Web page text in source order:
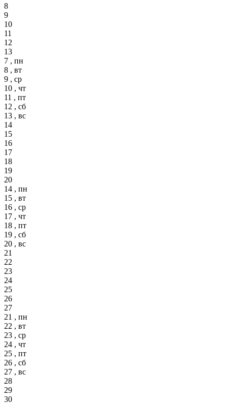
8
9
10
11
12
13
7 , пн
8 , вт
9 , ср
10 , чт
11 , пт
12 , сб
13 , вс
14
15
16
17
18
19
20
14 , пн
15 , вт
16 , ср
17 , чт
18 , пт
19 , сб
20 , вс
21
22
23
24
25
26
27
21 , пн
22 , вт
23 , ср
24 , чт
25 , пт
26 , сб
27 , вс
28
29
30